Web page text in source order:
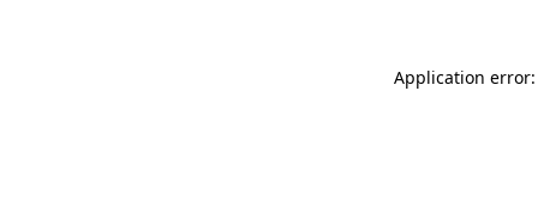
Application